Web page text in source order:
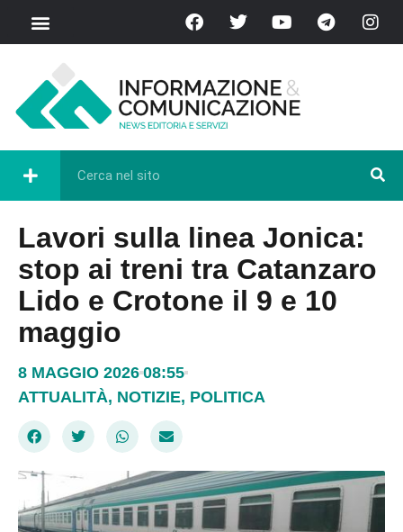
Lavori sulla linea Jonica:
stop ai treni tra Catanzaro
Lido e Crotone il 9 e 10
maggio
8 MAGGIO 2026 08:55
ATTUALITÀ, NOTIZIE, POLITICA